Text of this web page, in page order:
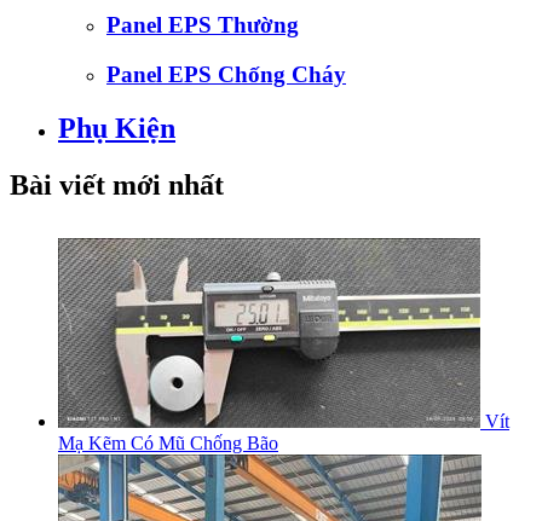
Panel EPS Thường
Panel EPS Chống Cháy
Phụ Kiện
Bài viết mới nhất
Vít
Mạ Kẽm Có Mũ Chống Bão